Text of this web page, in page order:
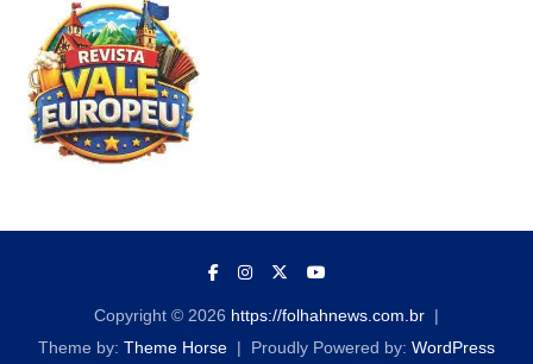
Copyright © 2026 https://folhahnews.com.br
Theme by: Theme Horse Proudly Powered by: WordPress